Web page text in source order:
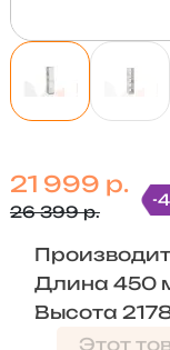
21 999 р.
26 399 р.
-
Длина 450
Высота
Этот